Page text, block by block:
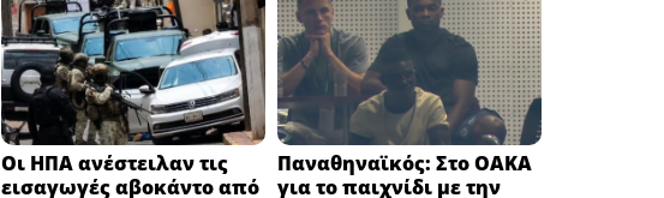
Οι ΗΠΑ ανέστειλαν τις
εισαγωγές αβοκάντο από
Παναθηναϊκός: Στο ΟΑΚΑ
για το παιχνίδι με την